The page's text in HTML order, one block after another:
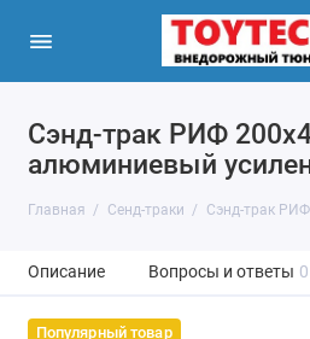
Сэнд-трак РИФ
алюминиевый
Главная Сенд-траки Сэнд-трак
Описание Вопросы и ответы 0
Популярный товар